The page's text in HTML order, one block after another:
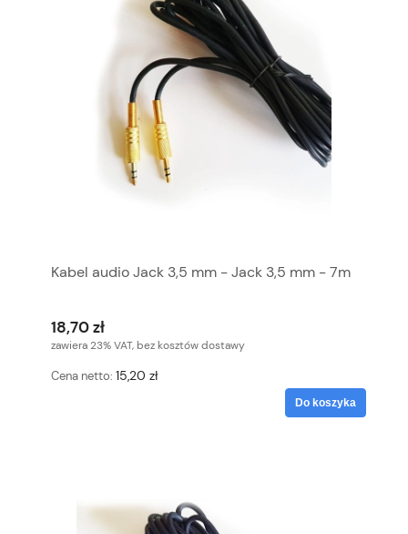
Kabel audio Jack 3,5 mm - Jack 3,5 mm - 7m
18,70 zł
zawiera 23% VAT, bez kosztów dostawy
Cena netto: 15,20 zł
Do koszyka